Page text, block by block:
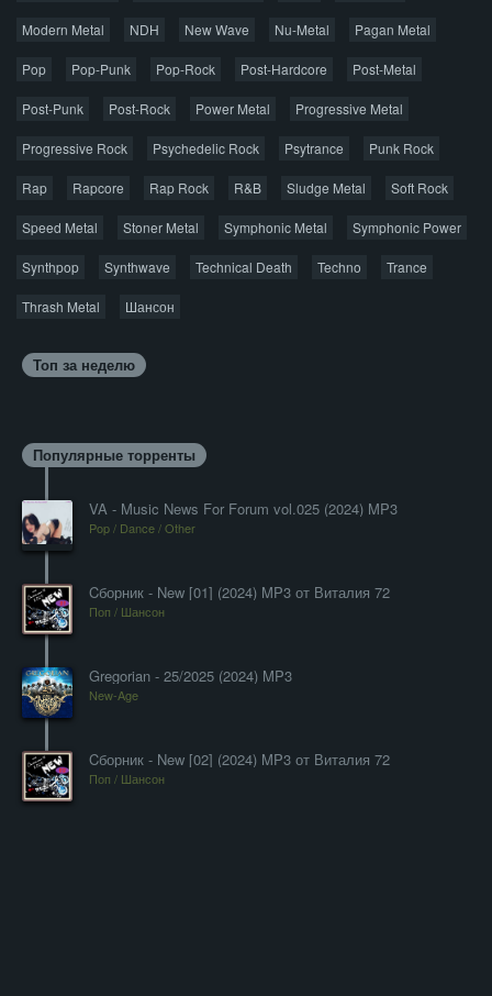
Modern Metal NDH New Wave Nu-Metal Pagan Metal
Pop Pop-Punk Pop-Rock Post-Hardcore Post-Metal
Post-Punk Post-Rock Power Metal Progressive Metal
Progressive Rock Psychedelic Rock Psytrance Punk Rock
Rap Rapcore Rap Rock R&B Sludge Metal Soft Rock
Speed Metal Stoner Metal Symphonic Metal Symphonic Power
Synthpop Synthwave Technical Death Techno Trance
Thrash Metal Шансон
Топ за неделю
Популярные торренты
VA - Music News For Forum vol.025 (2024) MP3
Pop / Dance / Other
Cборник - New [01] (2024) MP3 от Виталия 72
Поп / Шансон
Gregorian - 25/2025 (2024) MP3
New-Age
Cборник - New [02] (2024) MP3 от Виталия 72
Поп / Шансон
Весь материал выложен для ознакомления, после
лицензионную копию.